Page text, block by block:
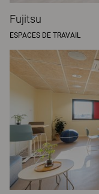
Fujitsu
ESPACES DE TRAVAIL